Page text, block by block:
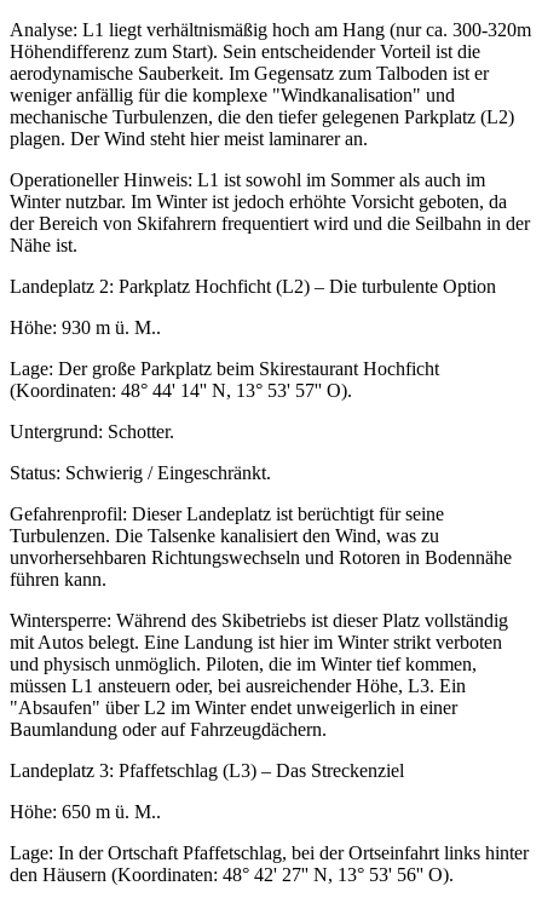
Analyse: L1 liegt verhältnismäßig hoch am Hang (nur ca. 300-320m
Höhendifferenz zum Start). Sein entscheidender Vorteil ist die
aerodynamische Sauberkeit. Im Gegensatz zum Talboden ist er
weniger anfällig für die komplexe "Windkanalisation" und
mechanische Turbulenzen, die den tiefer gelegenen Parkplatz (L2)
plagen. Der Wind steht hier meist laminarer an.
Operationeller Hinweis: L1 ist sowohl im Sommer als auch im
Winter nutzbar. Im Winter ist jedoch erhöhte Vorsicht geboten, da
der Bereich von Skifahrern frequentiert wird und die Seilbahn in der
Nähe ist.
Landeplatz 2: Parkplatz Hochficht (L2) – Die turbulente Option
Höhe: 930 m ü. M..
Lage: Der große Parkplatz beim Skirestaurant Hochficht
(Koordinaten: 48° 44' 14'' N, 13° 53' 57'' O).
Untergrund: Schotter.
Status: Schwierig / Eingeschränkt.
Gefahrenprofil: Dieser Landeplatz ist berüchtigt für seine
Turbulenzen. Die Talsenke kanalisiert den Wind, was zu
unvorhersehbaren Richtungswechseln und Rotoren in Bodennähe
führen kann.
Wintersperre: Während des Skibetriebs ist dieser Platz vollständig
mit Autos belegt. Eine Landung ist hier im Winter strikt verboten
und physisch unmöglich. Piloten, die im Winter tief kommen,
müssen L1 ansteuern oder, bei ausreichender Höhe, L3. Ein
"Absaufen" über L2 im Winter endet unweigerlich in einer
Baumlandung oder auf Fahrzeugdächern.
Landeplatz 3: Pfaffetschlag (L3) – Das Streckenziel
Höhe: 650 m ü. M..
Lage: In der Ortschaft Pfaffetschlag, bei der Ortseinfahrt links hinter
den Häusern (Koordinaten: 48° 42' 27'' N, 13° 53' 56'' O).